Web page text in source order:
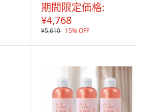
期間限定価格:
¥4,768
¥5,610 15% OFF